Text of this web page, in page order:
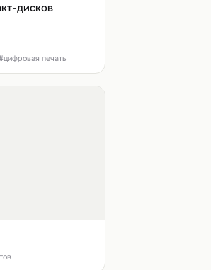
дисков
печать